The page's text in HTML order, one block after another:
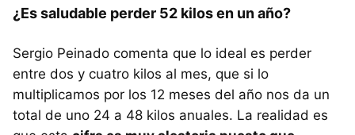
¿Es saludable perder 52 kilos en un año?
Sergio Peinado comenta que lo ideal es perder
entre dos y cuatro kilos al mes, que si lo
multiplicamos por los 12 meses del año nos da un
total de uno 24 a 48 kilos anuales. La realidad es